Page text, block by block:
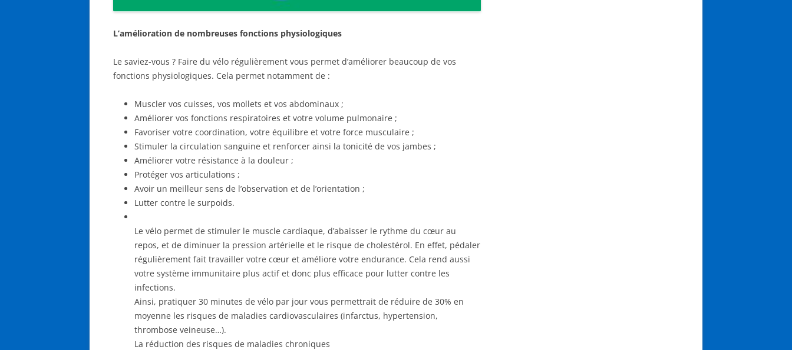
L’amélioration de nombreuses fonctions physiologiques
Le saviez-vous ? Faire du vélo régulièrement vous permet d’améliorer beaucoup de vos
fonctions physiologiques. Cela permet notamment de :
Muscler vos cuisses, vos mollets et vos abdominaux ;
Améliorer vos fonctions respiratoires et votre volume pulmonaire ;
Favoriser votre coordination, votre équilibre et votre force musculaire ;
Stimuler la circulation sanguine et renforcer ainsi la tonicité de vos jambes ;
Améliorer votre résistance à la douleur ;
Protéger vos articulations ;
Avoir un meilleur sens de l’observation et de l’orientation ;
Lutter contre le surpoids.
Le vélo permet de stimuler le muscle cardiaque, d’abaisser le rythme du cœur au
repos, et de diminuer la pression artérielle et le risque de cholestérol. En effet, pédaler
régulièrement fait travailler votre cœur et améliore votre endurance. Cela rend aussi
votre système immunitaire plus actif et donc plus efficace pour lutter contre les
infections.
Ainsi, pratiquer 30 minutes de vélo par jour vous permettrait de réduire de 30% en
moyenne les risques de maladies cardiovasculaires (infarctus, hypertension,
thrombose veineuse…).
La réduction des risques de maladies chroniques